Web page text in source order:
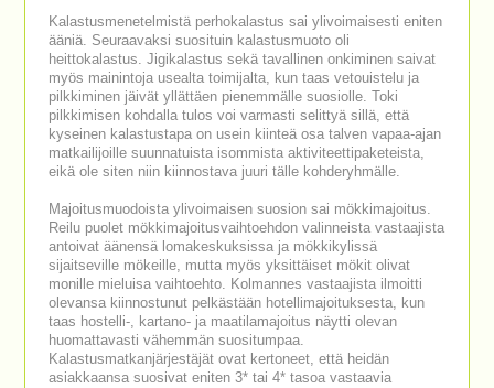
Kalastusmenetelmistä perhokalastus sai ylivoimaisesti eniten
ääniä. Seuraavaksi suosituin kalastusmuoto oli
heittokalastus. Jigikalastus sekä tavallinen onkiminen saivat
myös mainintoja usealta toimijalta, kun taas vetouistelu ja
pilkkiminen jäivät yllättäen pienemmälle suosiolle. Toki
pilkkimisen kohdalla tulos voi varmasti selittyä sillä, että
kyseinen kalastustapa on usein kiinteä osa talven vapaa-ajan
matkailijoille suunnatuista isommista aktiviteettipaketeista,
eikä ole siten niin kiinnostava juuri tälle kohderyhmälle.
Majoitusmuodoista ylivoimaisen suosion sai mökkimajoitus.
Reilu puolet mökkimajoitusvaihtoehdon valinneista vastaajista
antoivat äänensä lomakeskuksissa ja mökkikylissä
sijaitseville mökeille, mutta myös yksittäiset mökit olivat
monille mieluisa vaihtoehto. Kolmannes vastaajista ilmoitti
olevansa kiinnostunut pelkästään hotellimajoituksesta, kun
taas hostelli-, kartano- ja maatilamajoitus näytti olevan
huomattavasti vähemmän suositumpaa.
Kalastusmatkanjärjestäjät ovat kertoneet, että heidän
asiakkaansa suosivat eniten 3* tai 4* tasoa vastaavia